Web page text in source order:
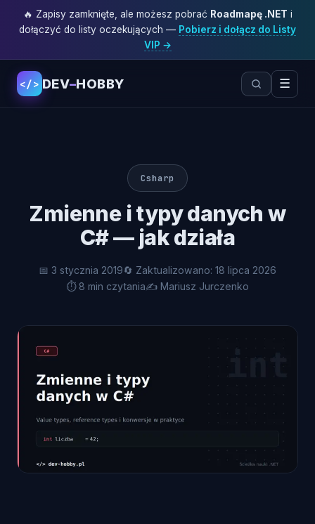
🔥 Zapisy zamknięte, ale możesz pobrać Roadmapę .NET i
dołączyć do listy oczekujących — Pobierz i dołącz do Listy
VIP →
</> DEV–HOBBY ☰
Csharp
Zmienne i typy danych w
C# — jak działa
📅 3 stycznia 2019🔄 Zaktualizowano: 18 lipca 2026
⏱ 8 min czytania✍️ Mariusz Jurczenko